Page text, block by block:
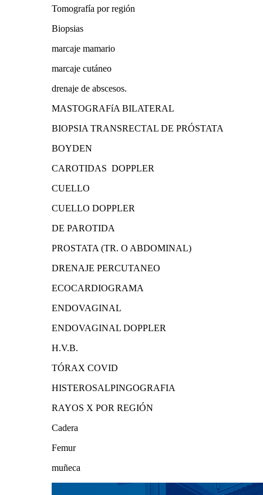
Tomografía por región
Biopsias
marcaje mamario
marcaje cutáneo
drenaje de abscesos.
MASTOGRAFíA BILATERAL
BIOPSIA TRANSRECTAL DE PRÓSTATA
BOYDEN
CAROTIDAS DOPPLER
CUELLO
CUELLO DOPPLER
DE PAROTIDA
PROSTATA (TR. O ABDOMINAL)
DRENAJE PERCUTANEO
ECOCARDIOGRAMA
ENDOVAGINAL
ENDOVAGINAL DOPPLER
H.V.B.
TÓRAX COVID
HISTEROSALPINGOGRAFIA
RAYOS X POR REGIÓN
Cadera
Femur
muñeca